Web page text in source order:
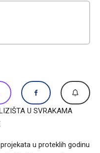
U SVRAKAMA
u proteklih godinu